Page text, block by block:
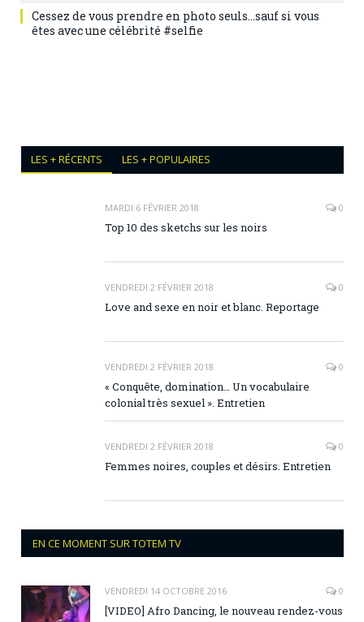
Cessez de vous prendre en photo seuls…sauf si vous
êtes avec une célébrité #selfie
LES + RÉCENTS LES + POPULAIRES
MARDI 6 FÉVRIER 2018 0
Top 10 des sketchs sur les noirs
VENDREDI 2 FÉVRIER 2018 0
Love and sexe en noir et blanc. Reportage
VENDREDI 2 FÉVRIER 2018 0
« Conquête, domination… Un vocabulaire
colonial très sexuel ». Entretien
VENDREDI 2 FÉVRIER 2018 0
Femmes noires, couples et désirs. Entretien
EN CE MOMENT SUR TOTEM TV
VENDREDI 14 OCTOBRE 2016 0
[VIDEO] Afro Dancing, le nouveau rendez-vous